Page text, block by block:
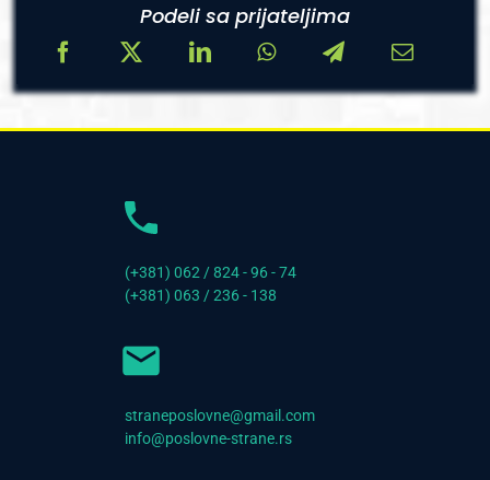
Podeli sa prijateljima
(+381) 062 / 824 - 96 - 74
(+381) 063 / 236 - 138
straneposlovne@gmail.com
info@poslovne-strane.rs